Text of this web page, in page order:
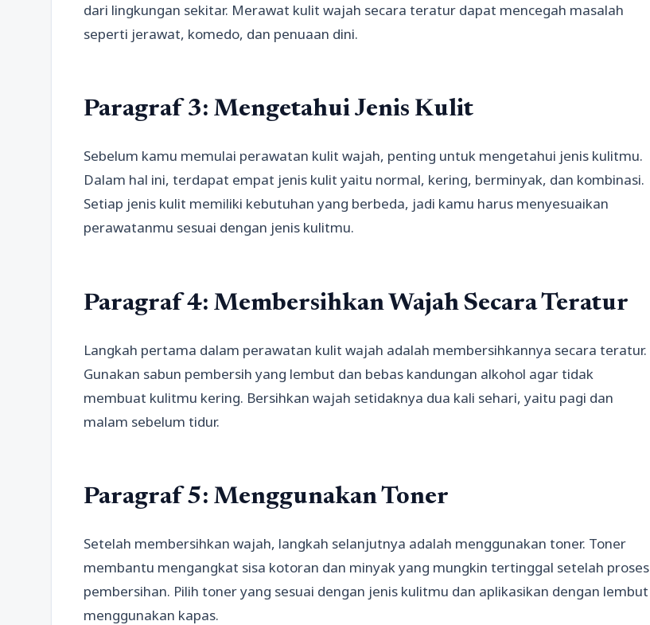
dari lingkungan sekitar. Merawat kulit wajah secara teratur dapat mencegah masalah
seperti jerawat, komedo, dan penuaan dini.
Paragraf 3: Mengetahui Jenis Kulit
Sebelum kamu memulai perawatan kulit wajah, penting untuk mengetahui jenis kulitmu.
Dalam hal ini, terdapat empat jenis kulit yaitu normal, kering, berminyak, dan kombinasi.
Setiap jenis kulit memiliki kebutuhan yang berbeda, jadi kamu harus menyesuaikan
perawatanmu sesuai dengan jenis kulitmu.
Paragraf 4: Membersihkan Wajah Secara Teratur
Langkah pertama dalam perawatan kulit wajah adalah membersihkannya secara teratur.
Gunakan sabun pembersih yang lembut dan bebas kandungan alkohol agar tidak
membuat kulitmu kering. Bersihkan wajah setidaknya dua kali sehari, yaitu pagi dan
malam sebelum tidur.
Paragraf 5: Menggunakan Toner
Setelah membersihkan wajah, langkah selanjutnya adalah menggunakan toner. Toner
membantu mengangkat sisa kotoran dan minyak yang mungkin tertinggal setelah proses
pembersihan. Pilih toner yang sesuai dengan jenis kulitmu dan aplikasikan dengan lembut
menggunakan kapas.